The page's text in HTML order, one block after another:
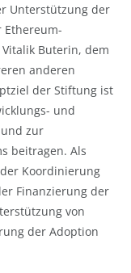
Unterstützung der
Ethereum-
Buterin, dem
anderen
der Stiftung ist
und
zur
beitragen. Als
Koordinierung
Finanzierung der
von
der Adoption